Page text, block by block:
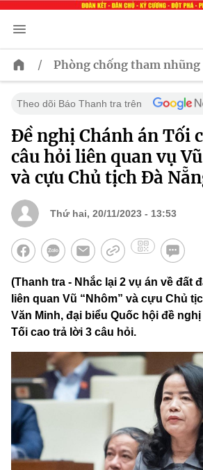
/ Phòng chống tham nhũng
Theo dõi Báo Thanh tra trên
Đề nghị Chánh án Tối
câu hỏi liên quan vụ
và cựu Chủ tịch Đà
Thứ hai, 20/11/2023 - 13:53
(Thanh tra - Nhắc lại 2 vụ án về đất
liên quan Vũ “Nhôm” và cựu Chủ
Văn Minh, đại biểu Quốc hội đề
Tối cao trả lời 3 câu hỏi.